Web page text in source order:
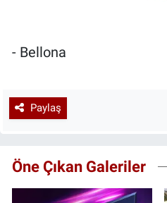
- Bellona
Paylaş
Öne Çıkan Galeriler